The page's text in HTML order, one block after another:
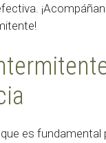
es fundamental